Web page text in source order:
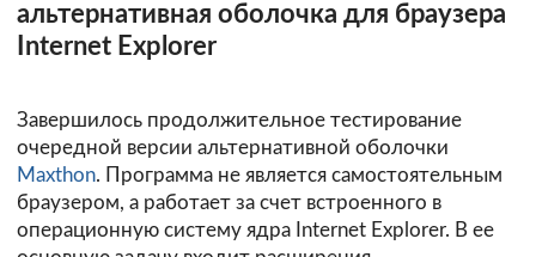
альтернативная оболочка для браузера
Internet Explorer
Завершилось продолжительное тестирование
очередной версии альтернативной оболочки
Maxthon. Программа не является самостоятельным
браузером, а работает за счет встроенного в
операционную систему ядра Internet Explorer. В ее